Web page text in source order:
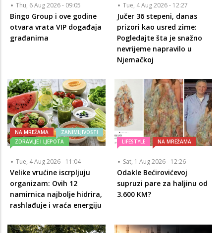
Thu, 6 Aug 2026 - 09:05
Bingo Group i ove godine
otvara vrata VIP događaja
građanima
Tue, 4 Aug 2026 - 12:27
Jučer 36 stepeni, danas
prizori kao usred zime:
Pogledajte šta je snažno
nevrijeme napravilo u
Njemačkoj
NA MREŽAMA
ZANIMLJIVOSTI
ZDRAVLJE I LJEPOTA
Tue, 4 Aug 2026 - 11:04
Velike vrućine iscrpljuju
organizam: Ovih 12
namirnica najbolje hidrira,
rashlađuje i vraća energiju
LIFESTYLE NA MREŽAMA
Sat, 1 Aug 2026 - 12:26
Odakle Bećirovićevoj
supruzi pare za haljinu od
3.600 KM?